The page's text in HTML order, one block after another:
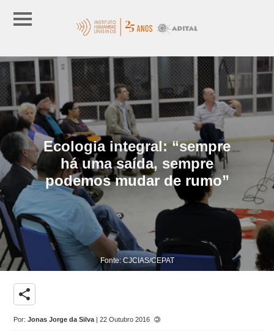
Ecologia integral: “sempre
há uma saída, sempre
podemos mudar de rumo”
Fonte: CJCIAS/CEPAT
share
Por:Jonas Jorge da Silva | 22 Outubro 2016